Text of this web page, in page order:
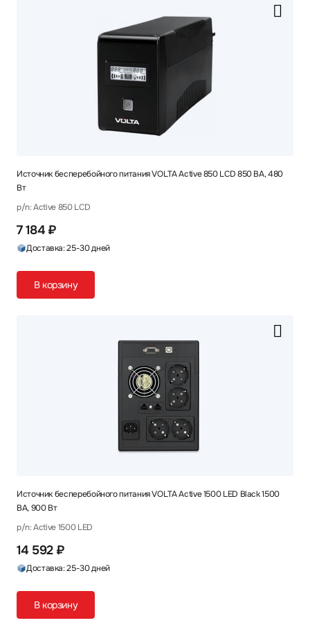
Источник бесперебойного питания VOLTA Active 850 LCD 850 ВА, 480
Вт
p/n: Active 850 LCD
7 184 ₽
Доставка: 25-30 дней
В корзину
Источник бесперебойного питания VOLTA Active 1500 LED Black 1500
ВА, 900 Вт
p/n: Active 1500 LED
14 592 ₽
Доставка: 25-30 дней
В корзину